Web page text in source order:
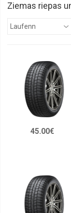
Continental
Cooper
Diamondback
Doublestar
Dunlop
Radial
GiTi
Ziemas riepas
45.00€